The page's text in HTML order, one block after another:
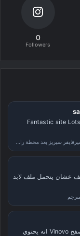
0
Followers
Fantastic site
رومان رينز يتصدر البوستر الرسمي لعرض سيرفايفر سيريز بعد محطة راسلمينيا
عشان يتحمل ملف لابد
مرحبا لماذا تضعون العرض على متصفح Vinovo انه يحتوي